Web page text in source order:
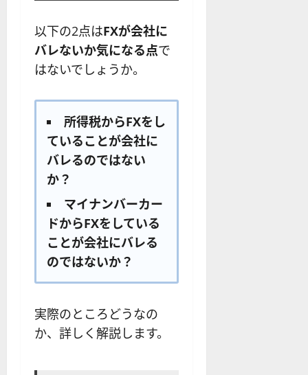
以下の2点はFXが会社に
バレないか気になる点で
はないでしょうか。
所得税からFXをし
ていることが会社に
バレるのではない
か？
マイナンバーカー
ドからFXをしている
ことが会社にバレる
のではないか？
実際のところどうなの
か、詳しく解説します。